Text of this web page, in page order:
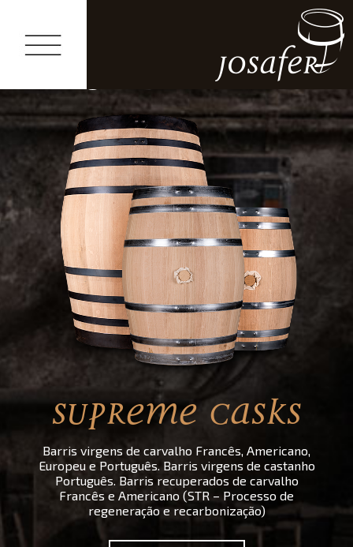
PT
Os barris
SUPREME CASKS
Barris virgens de carvalho Francês, Americano,
Europeu e Português. Barris virgens de castanho
Português. Barris recuperados de carvalho
Francês e Americano (STR – Processo de
regeneração e recarbonização)